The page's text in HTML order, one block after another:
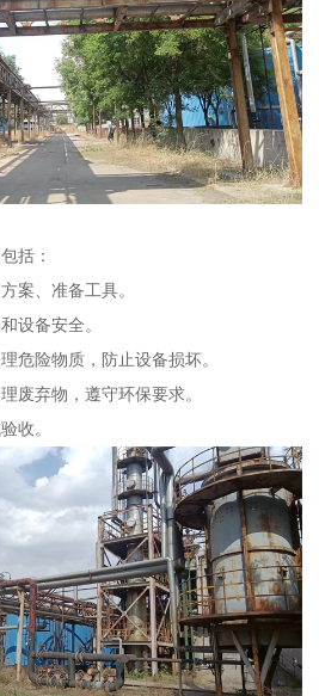
括：
案、准备工具。
设备安全。
危险物质，防止设备损坏。
废弃物，遵守环保要求。
收。